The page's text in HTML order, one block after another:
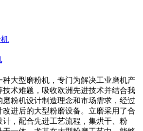
种大型磨粉机，专门为解决工业磨机产
技术难题，吸收欧洲先进技术并结合我
磨粉机设计制造理念和市场需求，经过
改进后的大型粉磨设备。立磨采用了合
计，配合先进工艺流程，集烘干、粉